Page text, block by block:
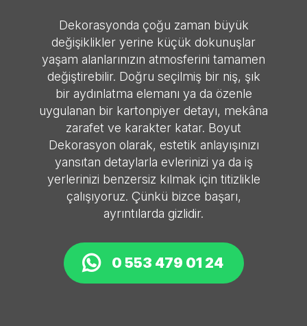
Dekorasyonda çoğu zaman büyük
değişiklikler yerine küçük dokunuşlar
yaşam alanlarınızın atmosferini tamamen
değiştirebilir. Doğru seçilmiş bir niş, şık
bir aydınlatma elemanı ya da özenle
uygulanan bir kartonpiyer detayı, mekâna
zarafet ve karakter katar. Boyut
Dekorasyon olarak, estetik anlayışınızı
yansıtan detaylarla evlerinizi ya da iş
yerlerinizi benzersiz kılmak için titizlikle
çalışıyoruz. Çünkü bizce başarı,
ayrıntılarda gizlidir.
0 553 479 01 24